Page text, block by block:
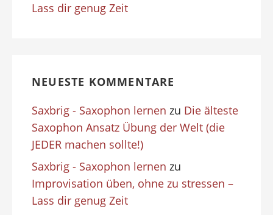
Lass dir genug Zeit
NEUESTE KOMMENTARE
Saxbrig - Saxophon lernen zu Die älteste
Saxophon Ansatz Übung der Welt (die
JEDER machen sollte!)
Saxbrig - Saxophon lernen zu
Improvisation üben, ohne zu stressen –
Lass dir genug Zeit